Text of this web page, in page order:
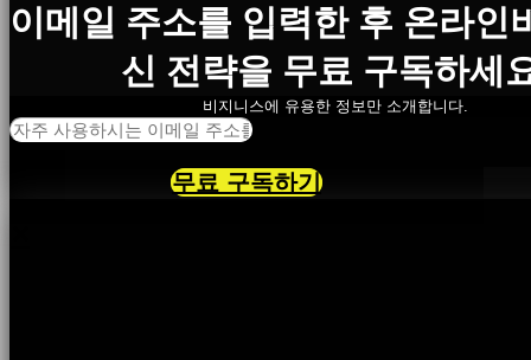
이메일 주소를 입력한 후 온라인
신 전략을 무료 구독하세
비지니스에 유용한 정보만 소개합니다.
무료 구독하기